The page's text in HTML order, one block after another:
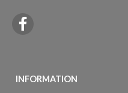
INFORMATION